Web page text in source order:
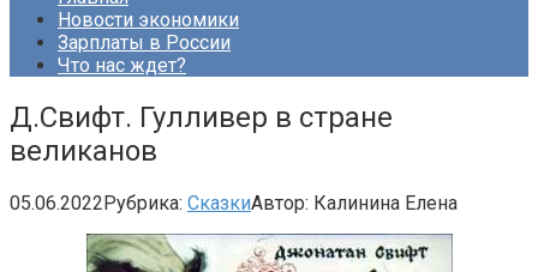
Новости экономики
Зарплаты в России
Что нас ждет?
Д.Свифт. Гулливер в стране
великанов
05.06.2022Рубрика: СказкиАвтор: Калинина Елена